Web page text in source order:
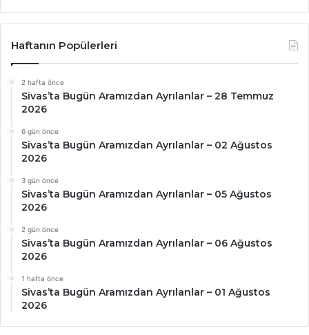
Haftanın Popülerleri
2 hafta önce
Sivas’ta Bugün Aramızdan Ayrılanlar – 28 Temmuz
2026
6 gün önce
Sivas’ta Bugün Aramızdan Ayrılanlar – 02 Ağustos
2026
3 gün önce
Sivas’ta Bugün Aramızdan Ayrılanlar – 05 Ağustos
2026
2 gün önce
Sivas’ta Bugün Aramızdan Ayrılanlar – 06 Ağustos
2026
1 hafta önce
Sivas’ta Bugün Aramızdan Ayrılanlar – 01 Ağustos
2026